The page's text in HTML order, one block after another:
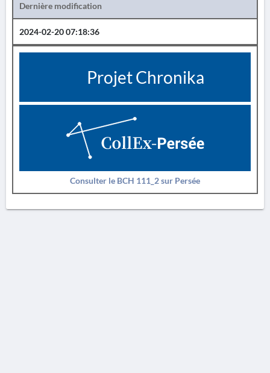
Dernière modification
2024-02-20 07:18:36
Projet Chronika
Consulter le BCH 111_2 sur Persée